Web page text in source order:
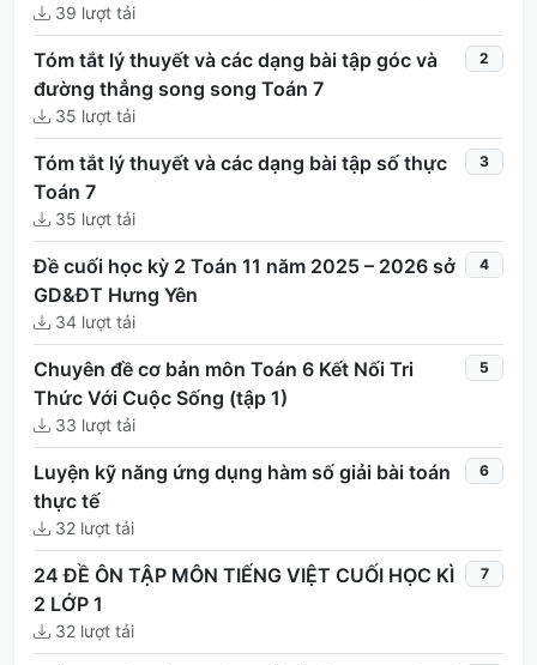
39 lượt tải
Tóm tắt lý thuyết và các dạng bài tập góc và
đường thẳng song song Toán 7
35 lượt tải
2
Tóm tắt lý thuyết và các dạng bài tập số thực
Toán 7
35 lượt tải
3
Đề cuối học kỳ 2 Toán 11 năm 2025 – 2026 sở
GD&ĐT Hưng Yên
34 lượt tải
4
Chuyên đề cơ bản môn Toán 6 Kết Nối Tri
Thức Với Cuộc Sống (tập 1)
33 lượt tải
5
Luyện kỹ năng ứng dụng hàm số giải bài toán
thực tế
32 lượt tải
6
24 ĐỀ ÔN TẬP MÔN TIẾNG VIỆT CUỐI HỌC KÌ
2 LỚP 1
32 lượt tải
7